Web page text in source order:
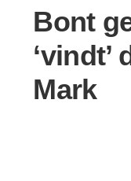
Bont
‘vindt’
Mark